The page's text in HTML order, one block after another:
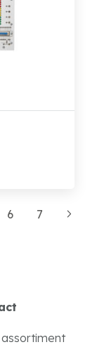
6 7
assortiment